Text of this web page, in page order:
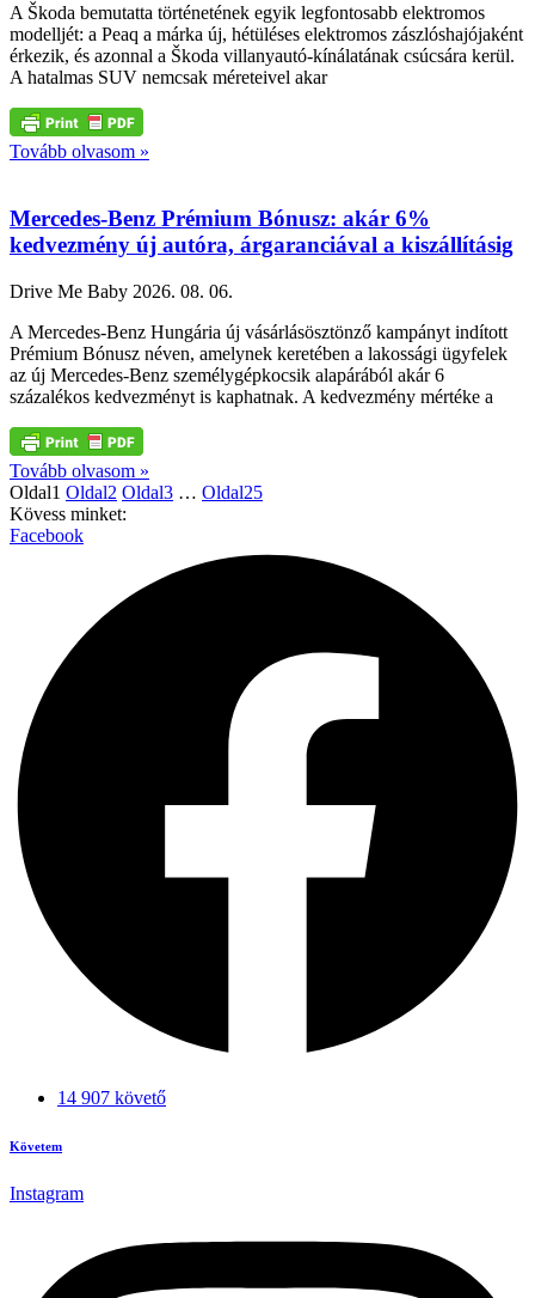
A Škoda bemutatta történetének egyik legfontosabb elektromos
modelljét: a Peaq a márka új, hétüléses elektromos zászlóshajójaként
érkezik, és azonnal a Škoda villanyautó-kínálatának csúcsára kerül.
A hatalmas SUV nemcsak méreteivel akar
Tovább olvasom »
Mercedes-Benz Prémium Bónusz: akár 6%
kedvezmény új autóra, árgaranciával a kiszállításig
Drive Me Baby 2026. 08. 06.
A Mercedes-Benz Hungária új vásárlásösztönző kampányt indított
Prémium Bónusz néven, amelynek keretében a lakossági ügyfelek
az új Mercedes-Benz személygépkocsik alapárából akár 6
százalékos kedvezményt is kaphatnak. A kedvezmény mértéke a
Tovább olvasom »
Oldal1 Oldal2 Oldal3 … Oldal25
Kövess minket:
Facebook
14 907 követő
Követem
Instagram